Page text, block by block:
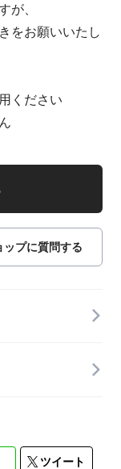
が、
をお願いいたし
ください
ップに質問する
ツイート